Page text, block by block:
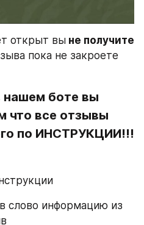
открыт вы не получите
пока не закроете
нашем боте вы
что все отзывы
по ИНСТРУКЦИИ!!!
слово информацию из